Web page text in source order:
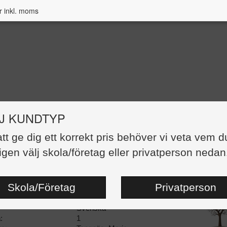
KUNDTYP
ge dig ett korrekt pris behöver vi veta vem
välj skola/företag eller privatperson
Skola/Företag Privatperson
inkl. moms
runt i naturen Kopieringsunderlag
369,00 kr
48
20170515
Svenska
1